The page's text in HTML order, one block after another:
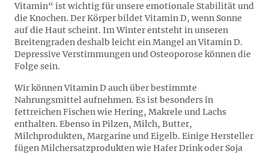
Vitamin“ ist wichtig für unsere emotionale Stabilität und
die Knochen. Der Körper bildet Vitamin D, wenn Sonne
auf die Haut scheint. Im Winter entsteht in unseren
Breitengraden deshalb leicht ein Mangel an Vitamin D.
Depressive Verstimmungen und Osteoporose können die
Folge sein.
Wir können Vitamin D auch über bestimmte
Nahrungsmittel aufnehmen. Es ist besonders in
fettreichen Fischen wie Hering, Makrele und Lachs
enthalten. Ebenso in Pilzen, Milch, Butter,
Milchprodukten, Margarine und Eigelb. Einige Hersteller
fügen Milchersatzprodukten wie Hafer Drink oder Soja